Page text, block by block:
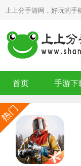
上上分手游网，好玩的手
首页 手游下